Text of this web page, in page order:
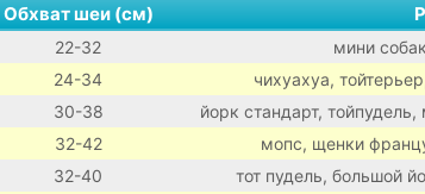
Обхват шеи (см)
22-32
мини
24-34
чихуахуа,
30-38
йорк стандарт,
32-42
мопс, щенки
32-40
тот пудель, большой